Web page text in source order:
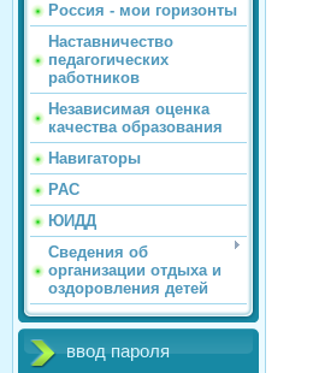
Россия - мои горизонты
Наставничество
педагогических
работников
Независимая оценка
качества образования
Навигаторы
РАС
ЮИДД
Сведения об
организации отдыха и
оздоровления детей
ввод пароля